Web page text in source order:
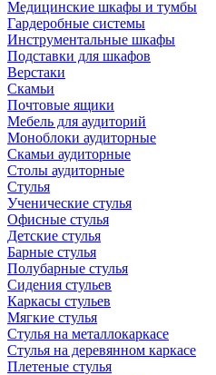
Медицинские шкафы и тумбы
Гардеробные системы
Инструментальные шкафы
Подставки для шкафов
Верстаки
Скамьи
Почтовые ящики
Мебель для аудиторий
Моноблоки аудиторные
Скамьи аудиторные
Столы аудиторные
Стулья
Ученические стулья
Офисные стулья
Детские стулья
Барные стулья
Полубарные стулья
Сидения стульев
Каркасы стульев
Мягкие стулья
Стулья на металлокаркасе
Стулья на деревянном каркасе
Плетеные стулья